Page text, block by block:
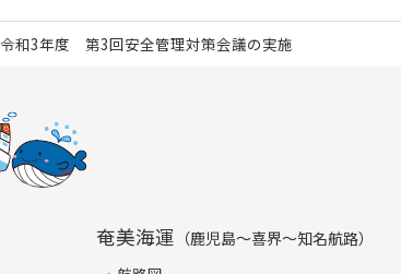
令和3年度 第3回安全管理対策会議の実施
奄美海運 （鹿児島～喜界～知名航路）